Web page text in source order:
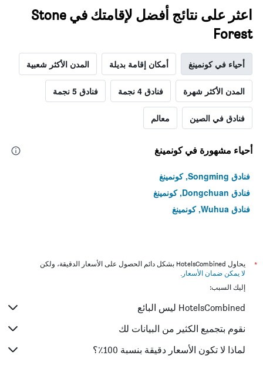
اعثر على نتائج أفضل لإقامتك في Stone
Forest
أحياء في كونمينغ أمكان إقامة بديلة المدن الأكثر شعبية
المدن الأكثر شهرة فنادق 4 نجمة فنادق 5 نجمة
فنادق في الصين معالم
أحياء مشهورة في كونمينغ
فنادق Songming, كونمينغ
فنادق Dongchuan, كونمينغ
فنادق Wuhua, كونمينغ
*
يحاول HotelsCombined بشكل دائم الحصول على الأسعار الدقيقة، ولكن
لا يمكن ضمان الأسعار .
إليك السبب:
HotelsCombined ليس البائع
نقوم بتجميع الكثير من البيانات لك
لماذا لا تكون الأسعار دقيقة بنسبة 100٪؟